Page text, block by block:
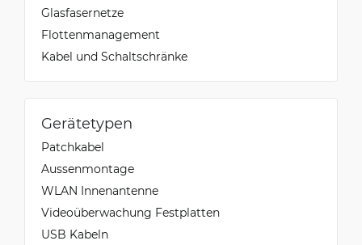
Glasfasernetze
Flottenmanagement
Kabel und Schaltschränke
Gerätetypen
Patchkabel
Aussenmontage
WLAN Innenantenne
Videoüberwachung Festplatten
USB Kabeln